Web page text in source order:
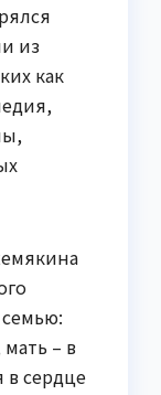
из
как
– в
сердце